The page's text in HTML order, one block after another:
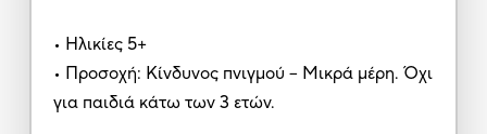
• Ηλικίες 5+
• Προσοχή: Κίνδυνος πνιγμού – Μικρά μέρη. Όχι
για παιδιά κάτω των 3 ετών.